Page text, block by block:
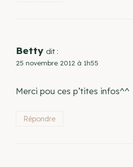
Betty dit :
25 novembre 2012 à 1h55
Merci pou ces p’tites infos^^
Répondre